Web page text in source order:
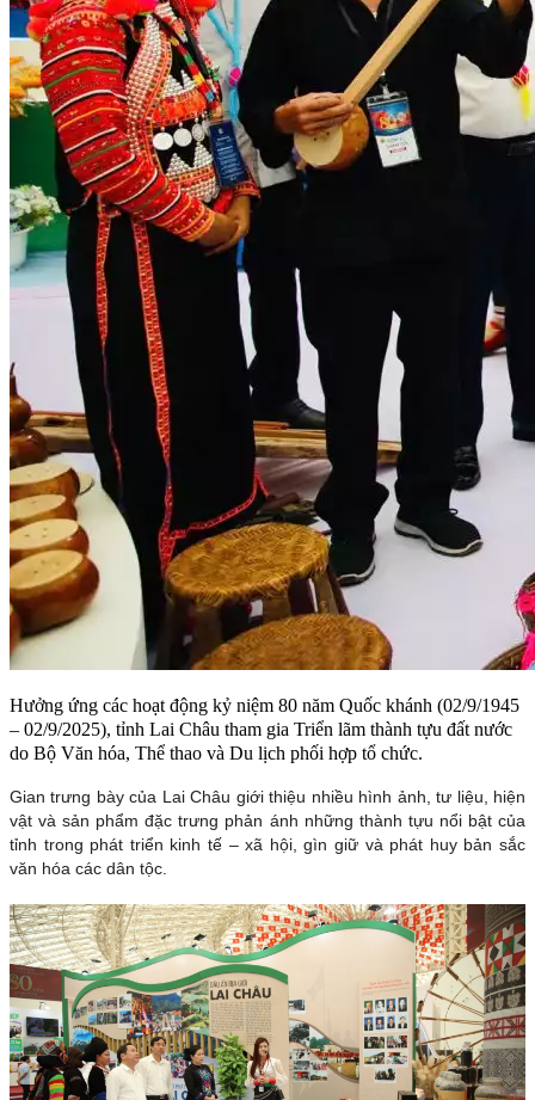
Hưởng ứng các hoạt động kỷ niệm 80 năm Quốc khánh (02/9/1945
– 02/9/2025), tỉnh Lai Châu tham gia Triển lãm thành tựu đất nước
do Bộ Văn hóa, Thể thao và Du lịch phối hợp tổ chức.
Gian trưng bày của Lai Châu giới thiệu nhiều hình ảnh, tư liệu, hiện
vật và sản phẩm đặc trưng phản ánh những thành tựu nổi bật của
tỉnh trong phát triển kinh tế – xã hội, gìn giữ và phát huy bản sắc
văn hóa các dân tộc.